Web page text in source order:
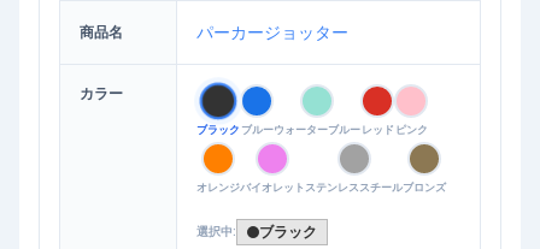
商品名 パーカージョッター
カラー
ブラック ブルーウォーターブルー レッド ピンク
オレンジバイオレット ステンレススチールブロンズ
選択中: ブラック